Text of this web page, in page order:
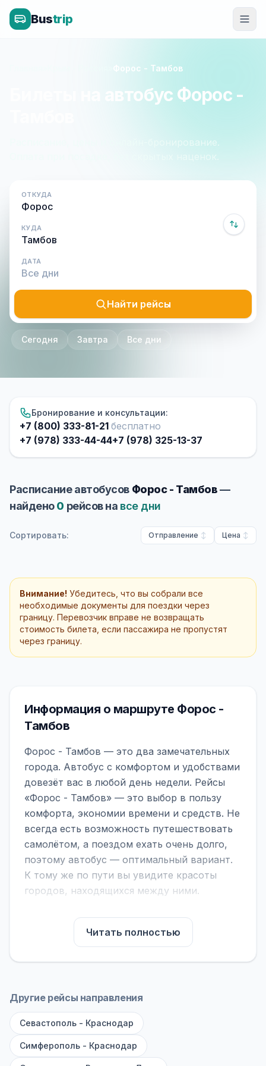
Bustrip
Форос - Тамбов
Билеты на автобус Форос -
Расписание, цены и онлайн-бронирование.
Оплата при посадке, без скрытых наценок.
ОТКУДА
КУДА
ДАТА
Найти рейсы
Сегодня Завтра Все дни
Бронирование и консультации:
+7 (800) 333-81-21 бесплатно
+7 (978) 333-44-44+7 (978) 325-13-37
Расписание автобусов Форос - Тамбов—
найдено0 рейсов на все дни
Сортировать: Отправление Цена
Внимание! Убедитесь, что вы собрали все
необходимые документы для поездки через
границу. Перевозчик вправе не возвращать
стоимость билета, если пассажира не пропустят
через границу.
Информация о маршруте Форос -
Тамбов
Форос - Тамбов — это два замечательных
города. Автобус с комфортом и удобствами
довезёт вас в любой день недели. Рейсы
«Форос - Тамбов» — это выбор в пользу
комфорта, экономии времени и средств. Не
всегда есть возможность путешествовать
самолётом, а поездом ехать очень долго,
поэтому автобус — оптимальный вариант.
К тому же по пути вы увидите красоты
городов, находящихся между ними.
На нашем сайте вы можете найти
расписание автобусов Форос - Тамбов,
сравнить рейсы и выбрать подходящий.
Если важна скорость — обратите внимание
комфорт — выбирайте большие автобусы
дорога ощущается меньше.
По маршруту предусмотрены остановки:
Читать полностью
Другие рейсы направления
Севастополь - Краснодар
Симферополь - Краснодар